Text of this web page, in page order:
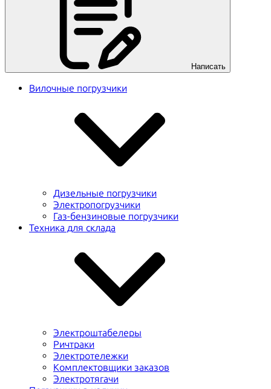
Написать
Вилочные погрузчики
Дизельные погрузчики
Электропогрузчики
Газ-бензиновые погрузчики
Техника для склада
Электроштабелеры
Ричтраки
Электротележки
Комплектовщики заказов
Электротягачи